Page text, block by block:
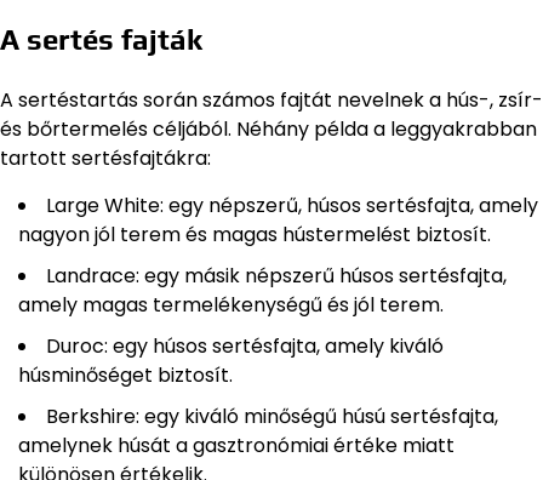
A sertés fajták
A sertéstartás során számos fajtát nevelnek a hús-, zsír-
és bőrtermelés céljából. Néhány példa a leggyakrabban
tartott sertésfajtákra:
Large White: egy népszerű, húsos sertésfajta, amely
nagyon jól terem és magas hústermelést biztosít.
Landrace: egy másik népszerű húsos sertésfajta,
amely magas termelékenységű és jól terem.
Duroc: egy húsos sertésfajta, amely kiváló
húsminőséget biztosít.
Berkshire: egy kiváló minőségű húsú sertésfajta,
amelynek húsát a gasztronómiai értéke miatt